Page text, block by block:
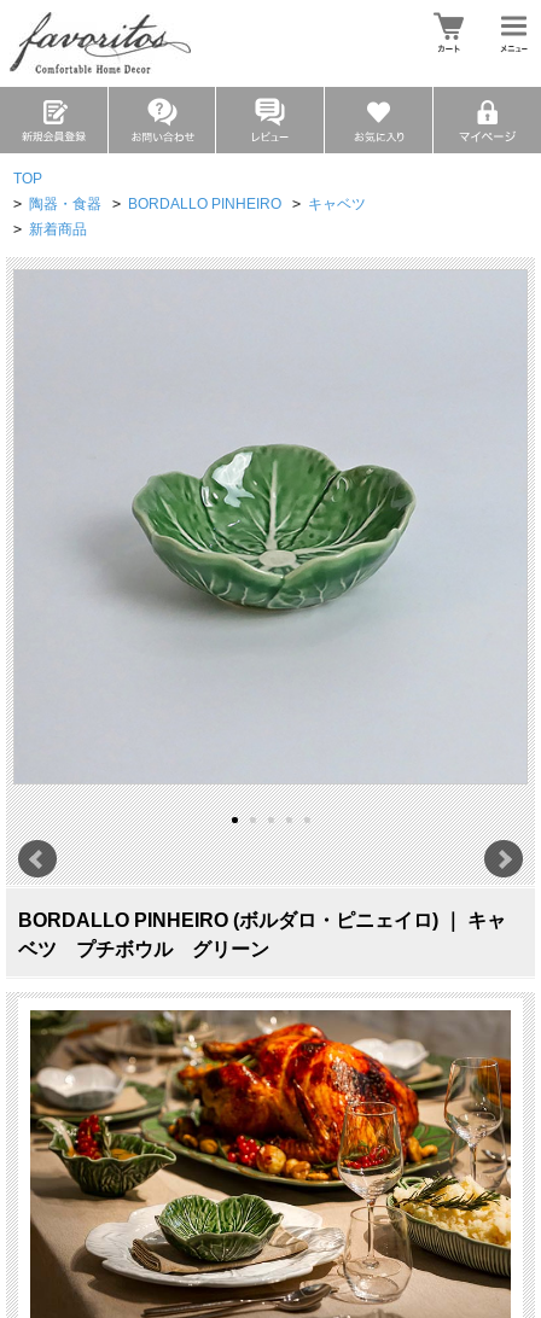
TOP
> 陶器・食器 > BORDALLO PINHEIRO > キャベツ
> 新着商品
BORDALLO PINHEIRO (ボルダロ・ピニェイロ) ｜ キャ
ベツ プチボウル グリーン